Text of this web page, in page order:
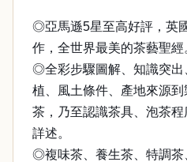
◎亞馬遜5星至高好評，英
作，全世界最美的茶藝聖經
◎全彩步驟圖解、知識突出
植、風土條件、產地來源
茶，乃至認識茶具、泡茶
詳述。
◎複味茶、養生茶、特調茶